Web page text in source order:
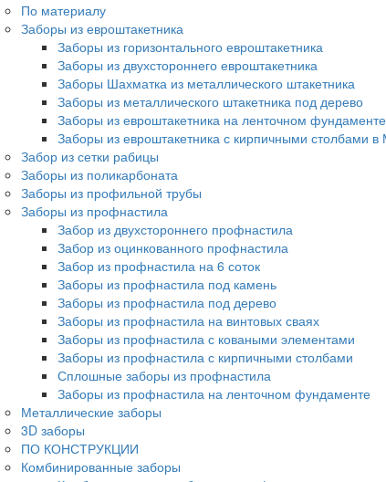
По материалу
Заборы из евроштакетника
Заборы из горизонтального евроштакетника
Заборы из двухстороннего евроштакетника
Заборы Шахматка из металлического штакетника
Заборы из металлического штакетника под дерево
Заборы из евроштакетника на ленточном
Заборы из евроштакетника с кирпичными столбами в
Забор из сетки рабицы
Заборы из поликарбоната
Заборы из профильной трубы
Заборы из профнастила
Забор из двухстороннего профнастила
Забор из оцинкованного профнастила
Забор из профнастила на 6 соток
Заборы из профнастила под камень
Заборы из профнастила под дерево
Заборы из профнастила на винтовых сваях
Заборы из профнастила с коваными элементами
Заборы из профнастила с кирпичными столбами
Сплошные заборы из профнастила
Заборы из профнастила на ленточном фундаменте
Металлические заборы
3D заборы
ПО КОНСТРУКЦИИ
Комбинированные заборы